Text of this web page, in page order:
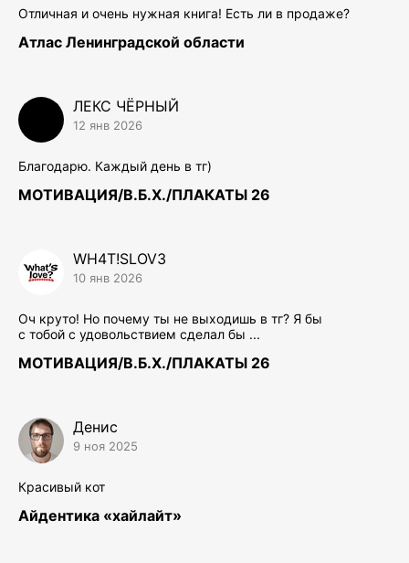
Отличная и очень нужная книга! Есть ли в продаже?
Атлас Ленинградской области
ЛЕКС ЧЁРНЫЙ
12 янв 2026
Благодарю. Каждый день в тг)
МОТИВАЦИЯ/В.Б.Х./ПЛАКАТЫ 26
WH4T!SLOV3
10 янв 2026
Оч круто! Но почему ты не выходишь в тг? Я бы
с тобой с удовольствием сделал бы ...
МОТИВАЦИЯ/В.Б.Х./ПЛАКАТЫ 26
Денис
9 ноя 2025
Красивый кот
Айдентика «хайлайт»